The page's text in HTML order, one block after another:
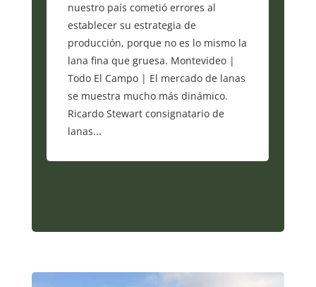
nuestro país cometió errores al
establecer su estrategia de
producción, porque no es lo mismo la
lana fina que gruesa. Montevideo |
Todo El Campo | El mercado de lanas
se muestra mucho más dinámico.
Ricardo Stewart consignatario de
lanas...